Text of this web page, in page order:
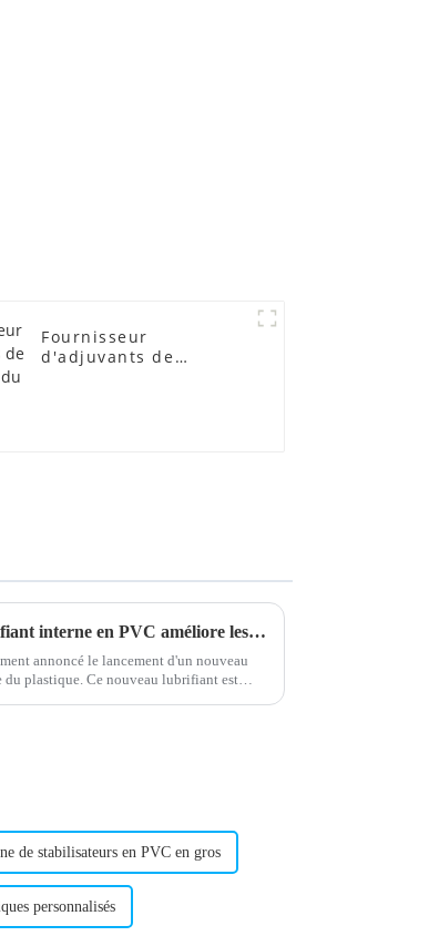
Fournisseur
d'adjuvants de
Une nouvelle étude révèle que le lubrifiant interne en PVC améliore les performances du matériau
annoncé le lancement d'un nouveau
plastique. Ce nouveau lubrifiant est
de stabilisateurs en PVC en gros
personnalisés